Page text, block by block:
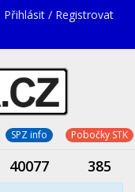
Přihlásit / Registrovat
SPZ info Pobočky STK
40077 385